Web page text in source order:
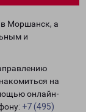
в Моршанск, а
и
на
онлайн-
+7 (495)